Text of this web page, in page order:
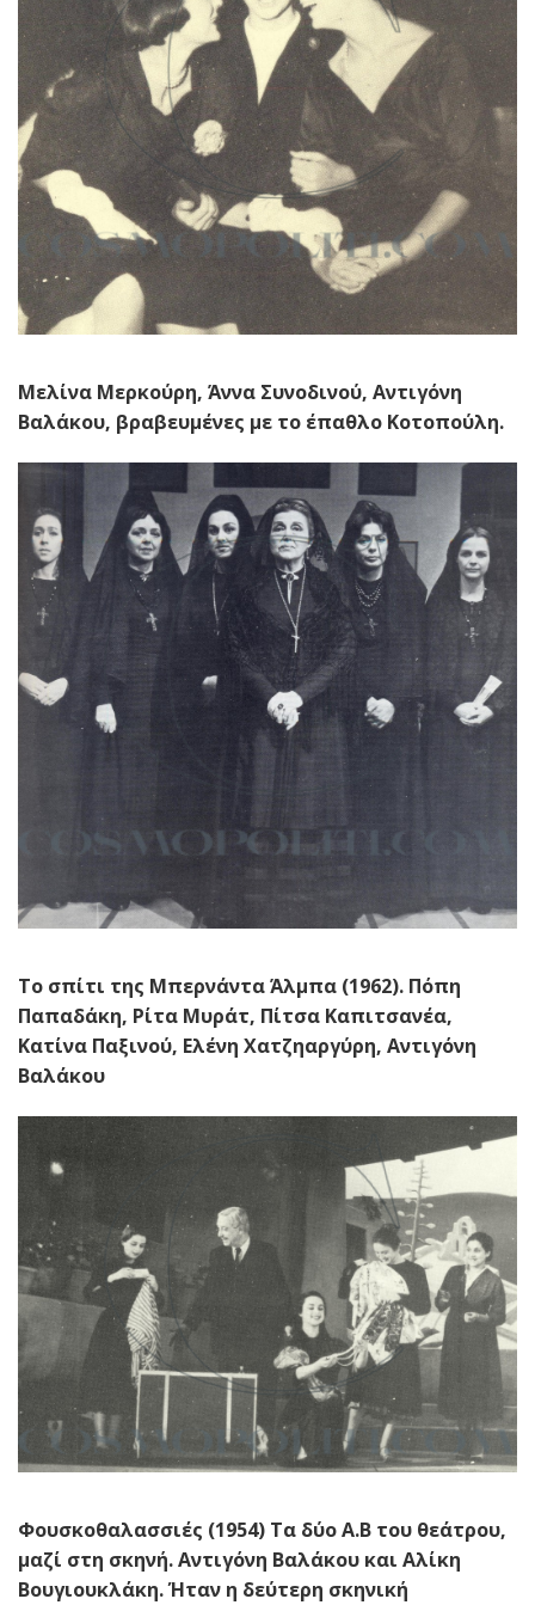
Μελίνα Μερκούρη, Άννα Συνοδινού, Αντιγόνη
Βαλάκου, βραβευμένες με το έπαθλο Κοτοπούλη.
Το σπίτι της Μπερνάντα Άλμπα (1962). Πόπη
Παπαδάκη, Ρίτα Μυράτ, Πίτσα Καπιτσανέα,
Κατίνα Παξινού, Ελένη Χατζηαργύρη, Αντιγόνη
Βαλάκου
Φουσκοθαλασσιές (1954) Τα δύο Α.Β του θεάτρου,
μαζί στη σκηνή. Αντιγόνη Βαλάκου και Αλίκη
Βουγιουκλάκη. Ήταν η δεύτερη σκηνική